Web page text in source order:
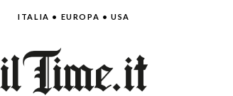
ITALIA • EUROPA • USA